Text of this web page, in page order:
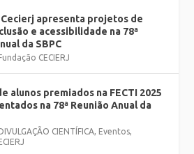
Cecierj apresenta projetos de
e acessibilidade na 78ª
da SBPC
CECIERJ
alunos premiados na FECTI 2025
na 78ª Reunião Anual da
CIENTÍFICA, Eventos,